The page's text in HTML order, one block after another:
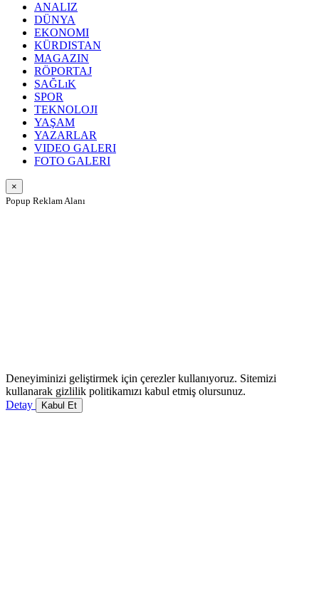
ANALIZ
DÜNYA
EKONOMI
KÜRDISTAN
MAGAZIN
RÖPORTAJ
SAĞLıK
SPOR
TEKNOLOJI
YAŞAM
YAZARLAR
VIDEO GALERI
FOTO GALERI
×
Popup Reklam Alanı
Deneyiminizi geliştirmek için çerezler kullanıyoruz. Sitemizi
kullanarak gizlilik politikamızı kabul etmiş olursunuz.
Detay
Kabul Et